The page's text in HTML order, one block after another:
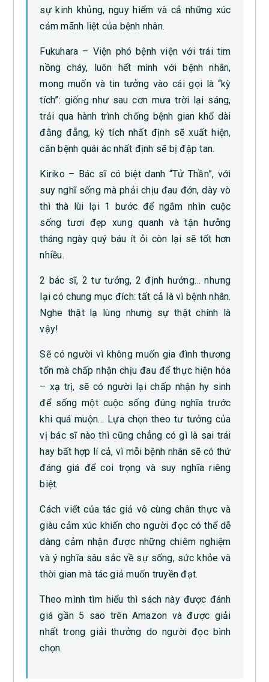
sự kinh khủng, nguy hiểm và cả những xúc
cảm mãnh liệt của bệnh nhân.
Fukuhara – Viện phó bệnh viện với trái tim
nồng cháy, luôn hết mình với bệnh nhân,
mong muốn và tin tưởng vào cái gọi là “kỳ
tích”: giống như sau cơn mưa trời lại sáng,
trải qua hành trình chống bệnh gian khổ dài
đằng đẵng, kỳ tích nhất định sẽ xuất hiện,
căn bệnh quái ác nhất định sẽ bị đập tan.
Kiriko – Bác sĩ có biệt danh “Tử Thần”, với
suy nghĩ sống mà phải chịu đau đớn, dày vò
thì thà lùi lại 1 bước để ngắm nhìn cuộc
sống tươi đẹp xung quanh và tận hưởng
tháng ngày quý báu ít ỏi còn lại sẽ tốt hơn
nhiều.
2 bác sĩ, 2 tư tưởng, 2 định hướng… nhưng
lại có chung mục đích: tất cả là vì bệnh nhân.
Nghe thật lạ lùng nhưng sự thật chính là
vậy!
Sẽ có người vì không muốn gia đình thương
tổn mà chấp nhận chịu đau để thực hiện hóa
– xạ trị, sẽ có người lại chấp nhận hy sinh
để sống một cuộc sống đúng nghĩa trước
khi quá muộn… Lựa chọn theo tư tưởng của
vị bác sĩ nào thì cũng chẳng có gì là sai trái
hay bất hợp lí cả, vì mỗi bệnh nhân sẽ có thứ
đáng giá để coi trọng và suy nghĩa riêng
biệt.
Cách viết của tác giả vô cùng chân thực và
giàu cảm xúc khiến cho người đọc có thể dễ
dàng cảm nhận được những chiêm nghiệm
và ý nghĩa sâu sắc về sự sống, sức khỏe và
thời gian mà tác giả muốn truyền đạt.
Theo mình tìm hiểu thì sách này được đánh
giá gần 5 sao trên Amazon và được giải
nhất trong giải thưởng do người đọc bình
chọn.